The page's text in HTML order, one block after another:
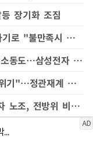
장기화 조짐
삼성전자 노조, 11~12일 사후조정 응하기로 "불만족시 총파업"
'동행' 이탈에, '전삼노' 발표자료 삭제 소동도…삼성전자 노조 갈등 '수면 위'
삼성전자 노조 파업 예고에 "K반도체 위기"…정관재계 각계각층서 제언 쏟아져
이사회 의장까지 직접 나섰다…삼성전자 노조, 전방위 비판에 파업 동력 흔들리나